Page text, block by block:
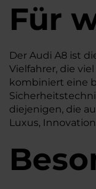
Für
Der Audi A8 ist
Vielfahrer, die
kombiniert eine
diejenigen, die
Luxus,